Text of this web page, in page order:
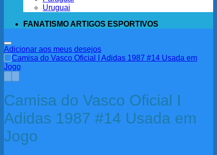
Uruguai
FANATISMO ARTIGOS ESPORTIVOS
Adicionar aos meus desejos
Camisa do Vasco Oficial I
Adidas 1987 #14 Usada em
Jogo